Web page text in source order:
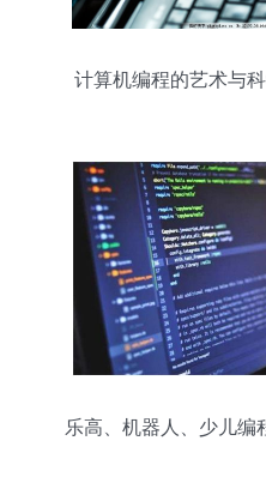
计算机编程的艺术与
乐高、机器人、少儿编